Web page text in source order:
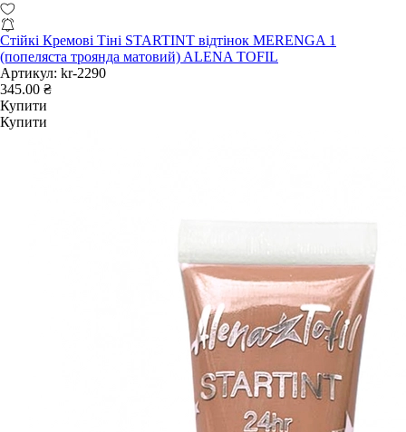
Стійкі Кремові Тіні STARTINT відтінок MERENGA 1
(попеляста троянда матовий) ALENA TOFIL
Артикул: kr-2290
345.00 ₴
Купити
Купити